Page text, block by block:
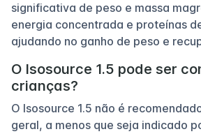
significativa de peso e massa
energia concentrada e proteínas
ajudando no ganho de peso e
O Isosource 1.5 pode ser
crianças?
O Isosource 1.5 não é
geral, a menos que seja indicado